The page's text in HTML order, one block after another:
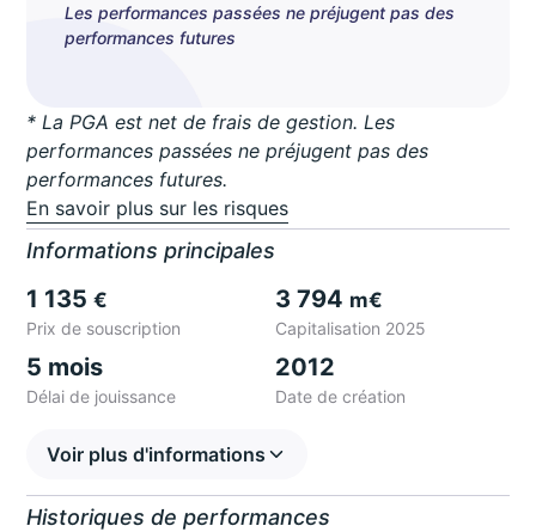
Les performances passées ne préjugent pas des
performances futures
* La PGA est net de frais de gestion. Les
performances passées ne préjugent pas des
performances futures.
En savoir plus sur les risques
Informations principales
1 135€
Prix de souscription
3 794 m€
Capitalisation 2025
5 mois
Délai de jouissance
2012
Date de création
Voir plus d'informations
Historiques de performances